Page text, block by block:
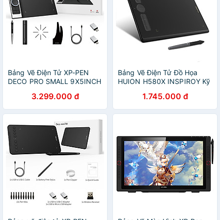
Bảng Vẽ Điện Tử XP-PEN
DECO PRO SMALL 9X5INCH
Thiết Bị Di Động ANDROID
(KÈM GĂNG TAY) - Hàng
Chính Hãng
3.299.000 đ
Bảng Vẽ Điện Tử Đồ Họa
HUION H580X INSPIROY Kỹ
- Hàng Nhập Khẩu
1.745.000 đ